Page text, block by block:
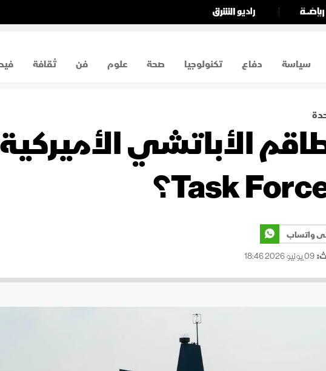
سياسة دفاع تكنولوجيا صحة علوم فن ثقافة
الأباتشي
على واتساب
09 يونيو 2026 18:46